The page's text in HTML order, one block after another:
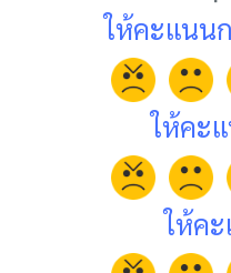
ให้คะแนน
ให้คะ
ให้ค